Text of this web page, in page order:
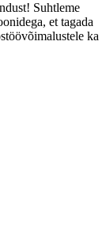
Suhtleme
et tagada
ka